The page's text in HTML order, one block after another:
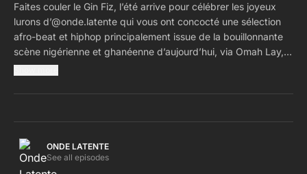
Faites couler le Gin Fiz, l’été arrive pour célébrer les joyeux
lurons d’@onde.latente qui vous ont concocté une sélection
afro-beat et hiphop principalement issue de la bouillonnante
scène nigérienne et ghanéenne d’aujourd’hui, via Omah Lay,
ONDE LATENTE
See all episodes